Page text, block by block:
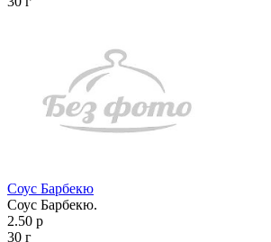
Соус Барбекю
Соус Барбекю.
2.50 р
30 г